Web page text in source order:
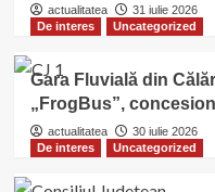
actualitatea
31 iulie 2026
De interes
Uncategorized
Gara Fluvială din
„FrogBus”,
actualitatea
30 iulie 2026
De interes
Uncategorized